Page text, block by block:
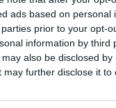
ads based on
prior to your opt-
information by third
also be disclosed
may further disclose it to